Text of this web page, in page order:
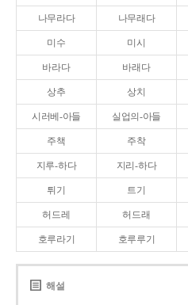
나무라다 나무래다
미수 미시
바라다 바래다
상추 상치
시러베-아들 실업의-아들
주책 주착
지루-하다 지리-하다
튀기 트기
허드레 허드래
호루라기 호루루기
해설